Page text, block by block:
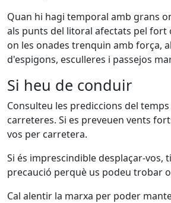
Quan hi hagi temporal amb grans
als punts del litoral afectats pel fort
on les onades trenquin amb força,
d'espigons, esculleres i passejos
Si heu de conduir
Consulteu les prediccions del
carreteres. Si es preveuen vents
vos per carretera.
Si és imprescindible desplaçar-vos,
precaució perquè us podeu trobar
Cal alentir la marxa per poder